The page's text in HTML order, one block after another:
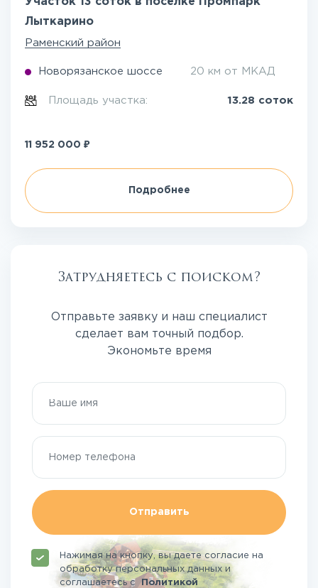
Лыткарино
Раменский район
Новорязанское шоссе 20 км от МКАД
Площадь участка: 13.28 соток
11 952 000 ₽
Подробнее
Затрудняетесь с поиском?
Отправьте заявку и наш специалист
сделает вам точный подбор.
Экономьте время
Отправить
Нажимая на кнопку, вы даете согласие на
обработку персональных данных и
соглашаетесьсПолитикой